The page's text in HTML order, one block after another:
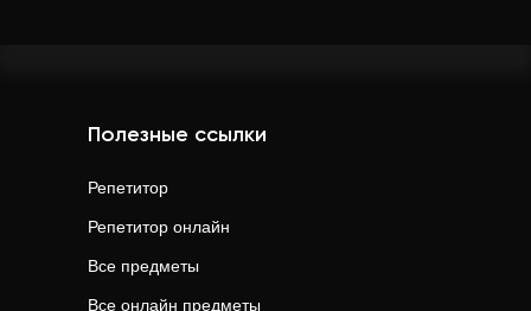
Полезные ссылки
Репетитор
Репетитор онлайн
Все предметы
Все онлайн предметы